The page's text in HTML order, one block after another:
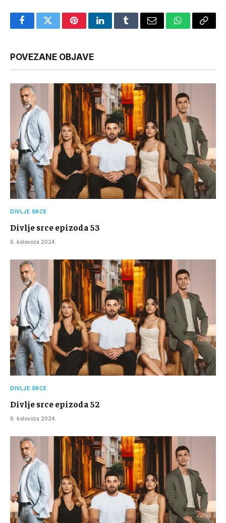
FacebookTwitterPinterestLinkedInTumblrEmail WhatsApp
Copy
POVEZANE OBJAVE
DIVLJE SRCE
Divlje srce epizoda 53
6. kolovoza 2024.
DIVLJE SRCE
Divlje srce epizoda 52
6. kolovoza 2024.